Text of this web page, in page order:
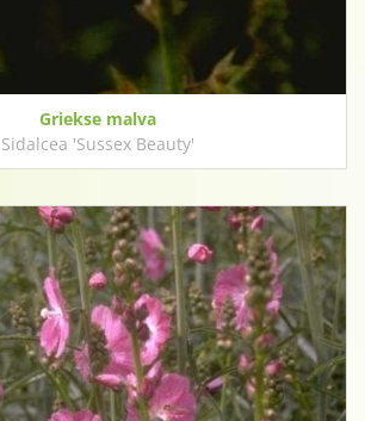
Griekse malva
Sidalcea 'Sussex Beauty'